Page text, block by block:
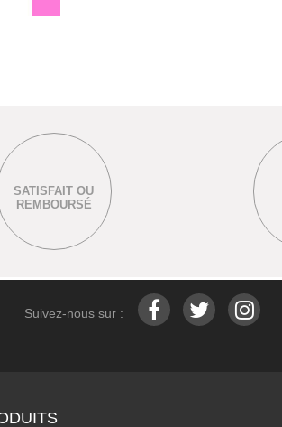
SATISFAIT OU
REMBOURSÉ
Suivez-nous sur :